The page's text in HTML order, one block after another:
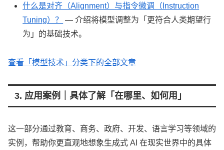
什么是对齐（Alignment）与指令微调（Instruction
Tuning）？
— 介绍将模型调整为「更符合人类期望行
为」的基础技术。
查看「模型技术」分类下的全部文章
3. 应用案例｜具体了解「在哪里、如何用」
这一部分通过教育、商务、政府、开发、语言学习等领域的
实例，帮助你更直观地想象生成式 AI 在现实世界中的具体